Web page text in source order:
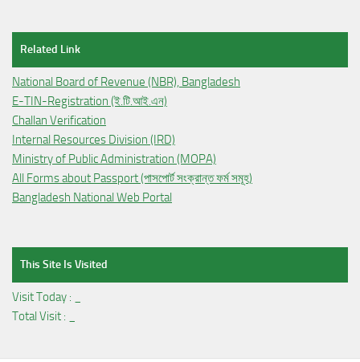
Related Link
National Board of Revenue (NBR), Bangladesh
E-TIN-Registration (ই.টি.আই.এন)
Challan Verification
Internal Resources Division (IRD)
Ministry of Public Administration (MOPA)
All Forms about Passport (পাসপোর্ট সংক্রান্ত ফর্ম সমূহ)
Bangladesh National Web Portal
This Site Is Visited
Visit Today :
Total Visit :